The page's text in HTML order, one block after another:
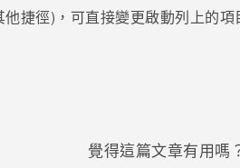
捷徑)，可直接變更啟動列上的項
覺得這篇文章有用嗎